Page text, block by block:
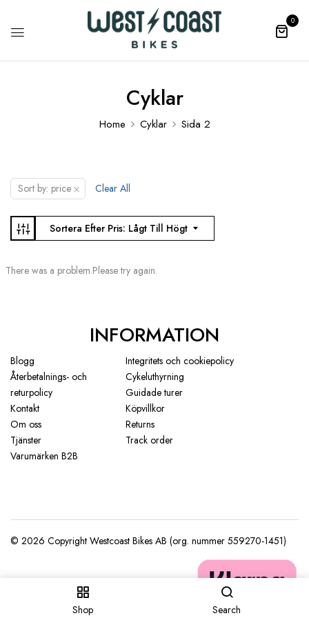
0
Shop Search
Cyklar
Home Cyklar Sida 2
Sort by: price × Clear All
Sortera Efter Pris: Lågt Till Högt
There was a problem.Please try again.
INFORMATION
Blogg
Integritets och cookiepolicy
Återbetalnings- och
returpolicy
Cykeluthyrning
Guidade turer
Kontakt
Köpvillkor
Om oss
Returns
Tjänster
Track order
Varumärken B2B